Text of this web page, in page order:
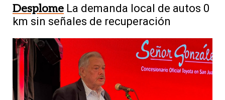
Desplome La demanda local de autos 0
km sin señales de recuperación